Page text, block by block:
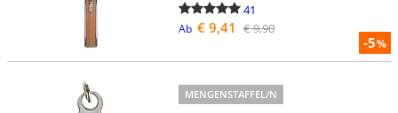
-5%
41
Ab € 9,41 € 9,90
MENGENSTAFFEL/N